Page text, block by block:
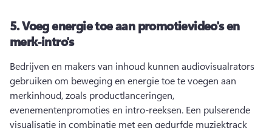
5.Voeg energie toe aan promotievideo's en
merk-intro's
Bedrijven en makers van inhoud kunnen audiovisualrators
gebruiken om beweging en energie toe te voegen aan
merkinhoud, zoals productlanceringen,
evenementenpromoties en intro-reeksen. Een pulserende
visualisatie in combinatie met een gedurfde muziektrack